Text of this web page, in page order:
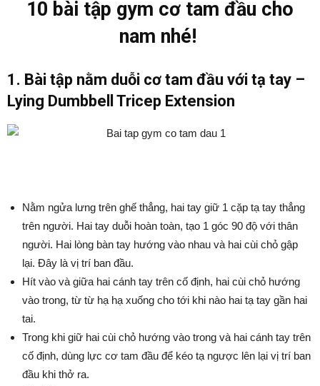
10 bài tập gym cơ tam đầu cho
nam nhé!
1. Bài tập nằm duỗi cơ tam đầu với tạ tay –
Lying Dumbbell Tricep Extension
Nằm ngửa lưng trên ghế thẳng, hai tay giữ 1 cặp tạ tay thẳng
trên người. Hai tay duỗi hoàn toàn, tạo 1 góc 90 độ với thân
người. Hai lòng bàn tay hướng vào nhau và hai cùi chỏ gập
lại. Đây là vị trí ban đầu.
Hít vào và giữa hai cánh tay trên cố định, hai cùi chỏ hướng
vào trong, từ từ hạ hạ xuống cho tới khi nào hai tạ tay gần hai
tai.
Trong khi giữ hai cùi chỏ hướng vào trong và hai cánh tay trên
cố định, dùng lực cơ tam đầu để kéo tạ ngược lên lại vị trí ban
đầu khi thở ra.